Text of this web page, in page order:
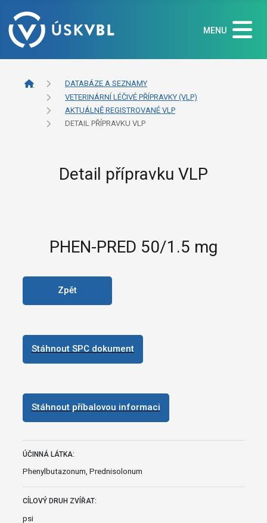
MENU
DATABÁZE A SEZNAMY
VETERINÁRNÍ LÉČIVÉ PŘÍPRAVKY (VLP)
AKTUÁLNĚ REGISTROVANÉ VLP
DETAIL PŘÍPRAVKU VLP
Detail přípravku VLP
PHEN-PRED 50/1.5 mg
Zpět
Stáhnout SPC dokument
Stáhnout příbalovou informaci
ÚČINNÁ LÁTKA:
Phenylbutazonum, Prednisolonum
CÍLOVÝ DRUH ZVÍŘAT:
psi